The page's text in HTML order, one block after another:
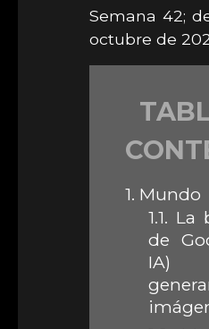
Semana 42;
octubre de
1. Mundo
1.1. La
de
IA)